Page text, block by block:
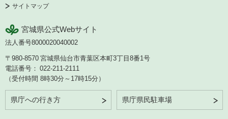
サイトマップ
宮城県公式Webサイト
法人番号8000020040002
〒980-8570 宮城県仙台市青葉区本町3丁目8番1号
電話番号： 022-211-2111
（受付時間 8時30分～17時15分）
県庁への行き方 県庁県民駐車場